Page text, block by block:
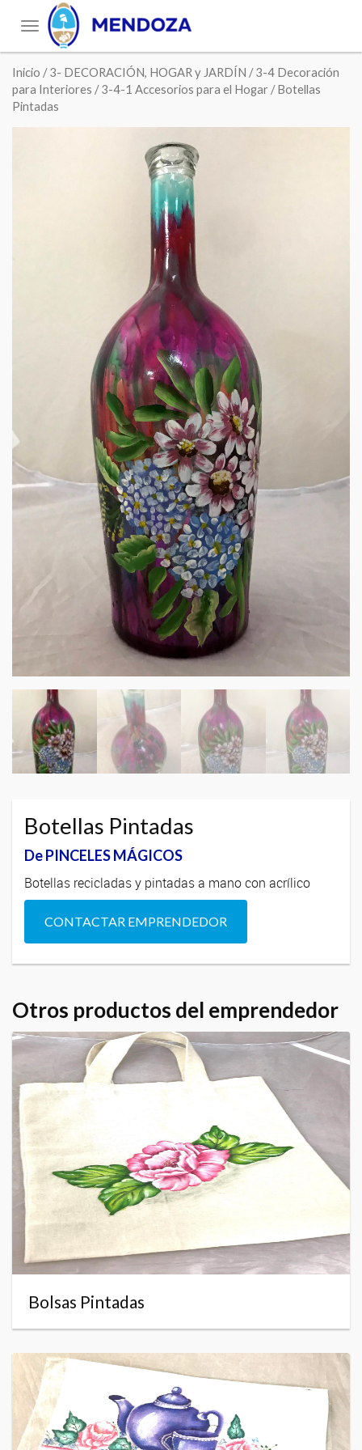
Toggle
navigation
Inicio /3- DECORACIÓN, HOGAR y JARDÍN /3-4 Decoración
para Interiores /3-4-1 Accesorios para el Hogar / Botellas
Pintadas
Botellas Pintadas
De PINCELES MÁGICOS
Botellas recicladas y pintadas a mano con acrílico
CONTACTAR EMPRENDEDOR
Otros productos del emprendedor
Bolsas Pintadas